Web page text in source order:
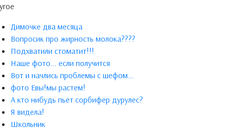
Димочке два месяца
Вопросик про жирность молока????
Подхватили стоматит!!!
Наше фото... если получится
Вот и начлись проблемы с шефом...
фото Евы!мы растем!
А кто нибудь пьёт сорбифер дурулес?
Я видела!
Школьник